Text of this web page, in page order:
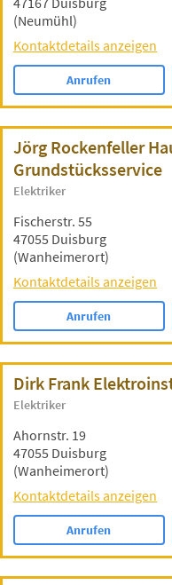
(Neumühl)
Kontaktdetails anzeigen
Anrufen
Jörg Rockenfeller
Grundstücksservice
Elektriker
Fischerstr. 55
47055 Duisburg
(Wanheimerort)
Kontaktdetails anzeigen
Anrufen
Dirk Frank
Elektriker
Ahornstr. 19
47055 Duisburg
(Wanheimerort)
Kontaktdetails anzeigen
Anrufen